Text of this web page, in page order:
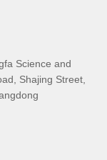
Science and
Shajing Street,